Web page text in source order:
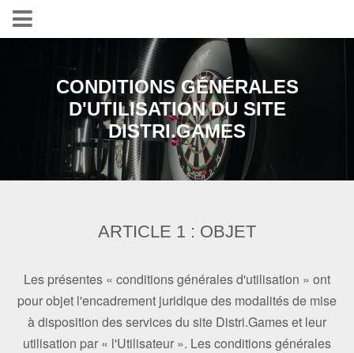
CONDITIONS GÉNÉRALES
D'UTILISATION DU SITE
DISTRI.GAMES
ARTICLE 1 : OBJET
Les présentes « conditions générales d'utilisation » ont
pour objet l'encadrement juridique des modalités de mise
à disposition des services du site Distri.Games et leur
utilisation par « l'Utilisateur ». Les conditions générales